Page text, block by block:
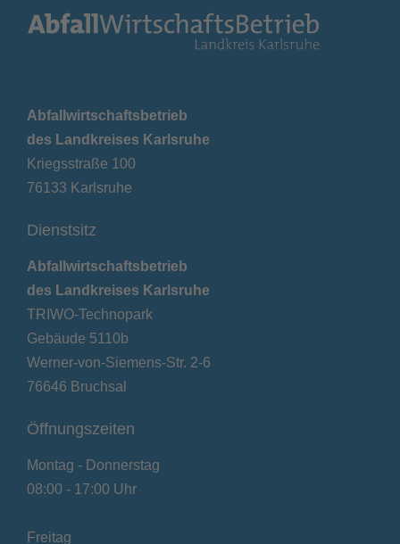
Abfallwirtschaftsbetrieb
des Landkreises Karlsruhe
Kriegsstraße 100
76133 Karlsruhe
Dienstsitz
Abfallwirtschaftsbetrieb
des Landkreises Karlsruhe
TRIWO-Technopark
Gebäude 5110b
Werner-von-Siemens-Str. 2-6
76646 Bruchsal
Öffnungszeiten
Montag - Donnerstag
08:00 - 17:00 Uhr
Freitag